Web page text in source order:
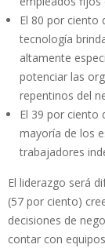
El 80 por ciento
tecnología
altamente
potenciar las
repentinos del
El 39 por ciento
mayoría de los
trabajadores
El liderazgo será
(57 por ciento)
decisiones de
contar con